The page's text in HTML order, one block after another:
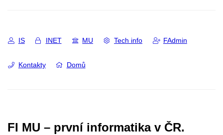
IS INET MU Tech info FAdmin
Kontakty Domů
FI MU – první informatika v ČR.